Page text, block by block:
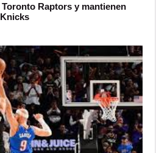
Raptors y mantienen